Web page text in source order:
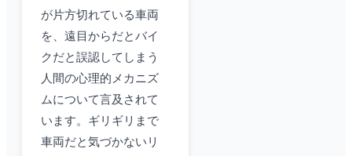
が片方切れている車両
を、遠目からだとバイ
クだと誤認してしまう
人間の心理的メカニズ
ムについて言及されて
います。ギリギリまで
車両だと気づかないリ